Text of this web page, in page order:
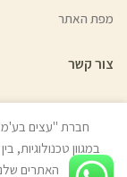
מפת האתר
צור קשר
© כל הזכויות שמורות לעצים
חברת "עצים
במגוון
האתרים